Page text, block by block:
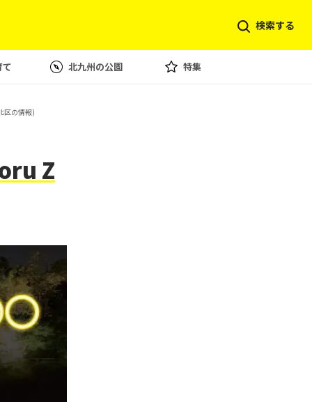
検索する
て 北九州の公園 特集
区の情報)
Z